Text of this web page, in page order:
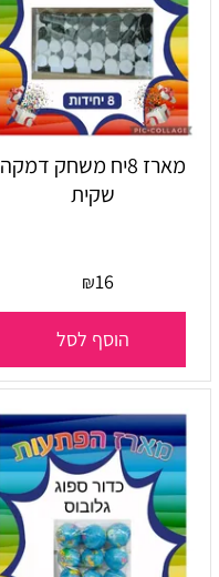
מארז 8יח משחק דמקה
שקית
₪16
הוסף לסל